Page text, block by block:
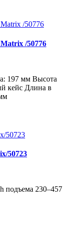
/50776
197 мм Высота
кейс Длина в
50723
подъема 230–457